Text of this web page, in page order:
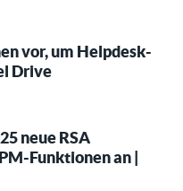
vor, um Helpdesk-
Drive
neue RSA
Funktionen an |